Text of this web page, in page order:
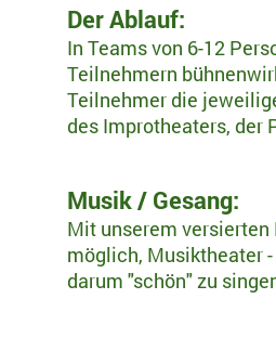
Der Ablauf:
In Teams von 6-12
Teilnehmern
Teilnehmer die
des Improtheaters, der
Musik / Gesang:
Mit unserem
möglich, Musiktheater -
darum "schön" zu